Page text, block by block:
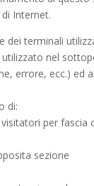
Internet.
terminali
nel
errore, ecc.) ed
di:
per
sezione